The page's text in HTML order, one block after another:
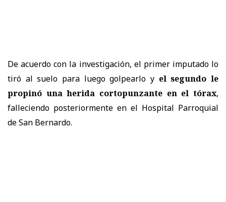
De acuerdo con la investigación, el primer imputado lo
tiró al suelo para luego golpearlo y el segundo le
propinó una herida cortopunzante en el tórax,
falleciendo posteriormente en el Hospital Parroquial
de San Bernardo.